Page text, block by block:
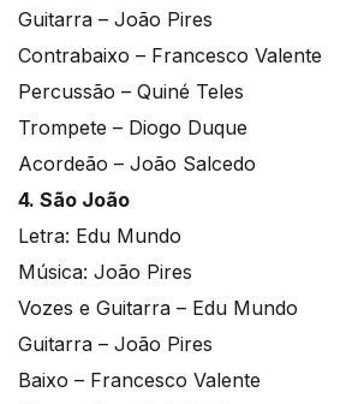
Guitarra – João Pires
Contrabaixo – Francesco Valente
Percussão – Quiné Teles
Trompete – Diogo Duque
Acordeão – João Salcedo
4. São João
Letra: Edu Mundo
Música: João Pires
Vozes e Guitarra – Edu Mundo
Guitarra – João Pires
Baixo – Francesco Valente